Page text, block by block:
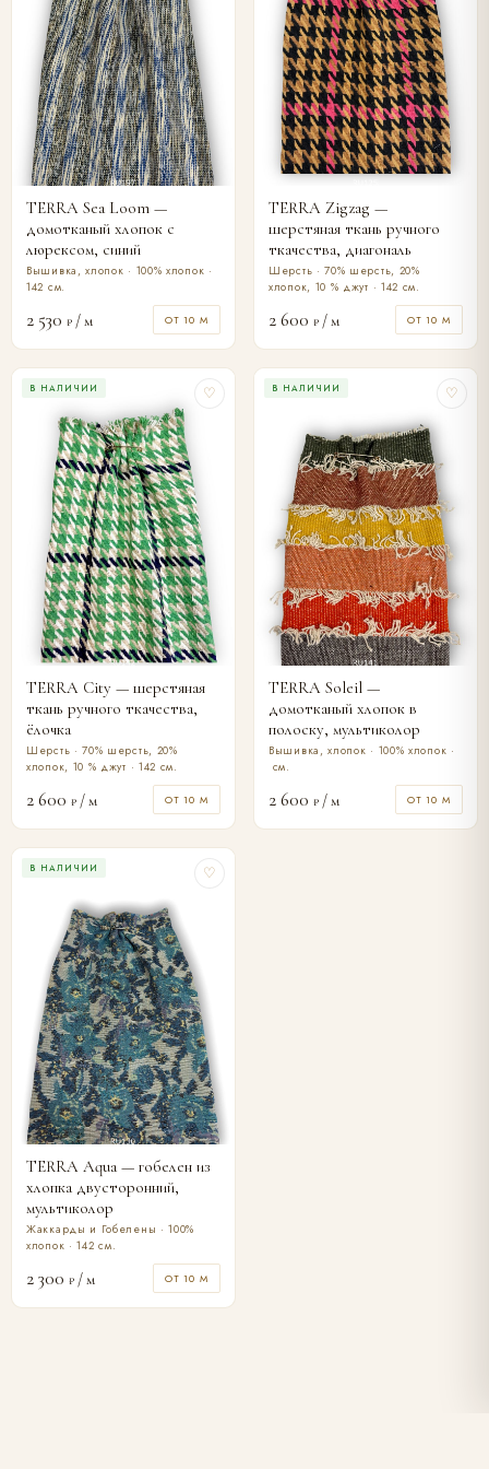
TERRA Sea Loom —
домотканый хлопок с
люрексом, синий
Вышивка, хлопок · 100% хлопок ·
142 см.
2 530 ₽ / м ОТ 10 М
TERRA Zigzag —
шерстяная ткань ручного
ткачества, диагональ
Шерсть · 70% шерсть, 20%
хлопок, 10 % джут · 142 см.
2 600 ₽ / м ОТ 10 М
В НАЛИЧИИ ♡
TERRA City — шерстяная
ткань ручного ткачества,
ёлочка
Шерсть · 70% шерсть, 20%
хлопок, 10 % джут · 142 см.
2 600 ₽ / м ОТ 10 М
В НАЛИЧИИ ♡
TERRA Soleil —
домотканый хлопок в
полоску, мультиколор
Вышивка, хлопок · 100% хлопок ·
см.
2 600 ₽ / м ОТ 10 М
В НАЛИЧИИ ♡
TERRA Aqua — гобелен из
хлопка двусторонний,
мультиколор
Жаккарды и Гобелены · 100%
хлопок · 142 см.
2 300 ₽ / м ОТ 10 М